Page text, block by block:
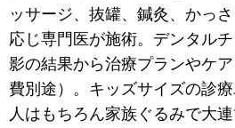
ッサージ、抜罐、鍼灸、かっ
応じ専門医が施術。デンタル
影の結果から治療プランやケ
費別途）。キッズサイズの診
人はもちろん家族ぐるみで大